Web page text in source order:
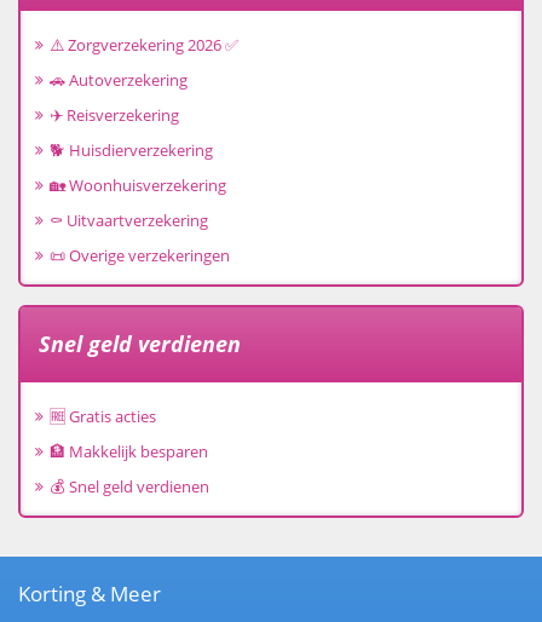
⚠️ Zorgverzekering 2026 ✅
🚗 Autoverzekering
✈️ Reisverzekering
🐕 Huisdierverzekering
🏡 Woonhuisverzekering
⚰️ Uitvaartverzekering
📜 Overige verzekeringen
Snel geld verdienen
🆓 Gratis acties
🏦 Makkelijk besparen
💰 Snel geld verdienen
Korting & Meer